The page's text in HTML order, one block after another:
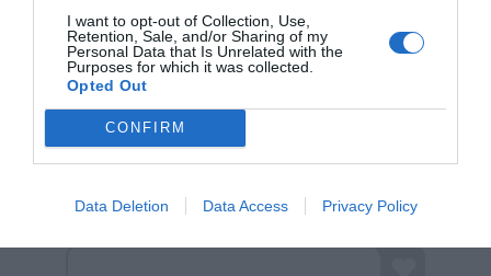
I want to opt-out of Collection, Use,
Retention, Sale, and/or Sharing of my
Personal Data that Is Unrelated with the
Purposes for which it was collected.
Opted Out
CONFIRM
Data Deletion Data Access Privacy Policy
Σχετικά προϊόντα